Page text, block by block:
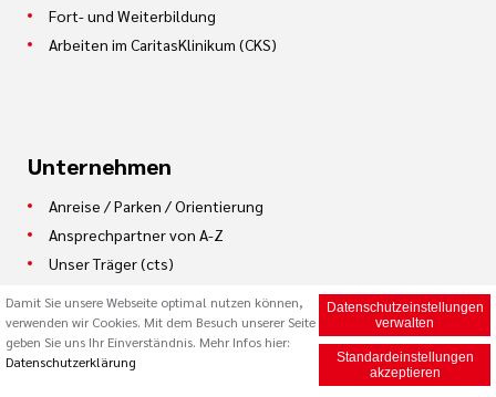
Fort- und Weiterbildung
Arbeiten im CaritasKlinikum (CKS)
Unternehmen
Anreise / Parken / Orientierung
Ansprechpartner von A-Z
Unser Träger (cts)
Klinikapotheke
Vereine
Informationen zum Krankenhauszukunftsgesetz (KHZG)
Datenschutzeinstellungen
verwalten
Standardeinstellungen
akzeptieren
Damit Sie unsere Webseite optimal nutzen können,
verwenden wir Cookies. Mit dem Besuch unserer Seite
geben Sie uns Ihr Einverständnis. Mehr Infos hier:
Datenschutzerklärung